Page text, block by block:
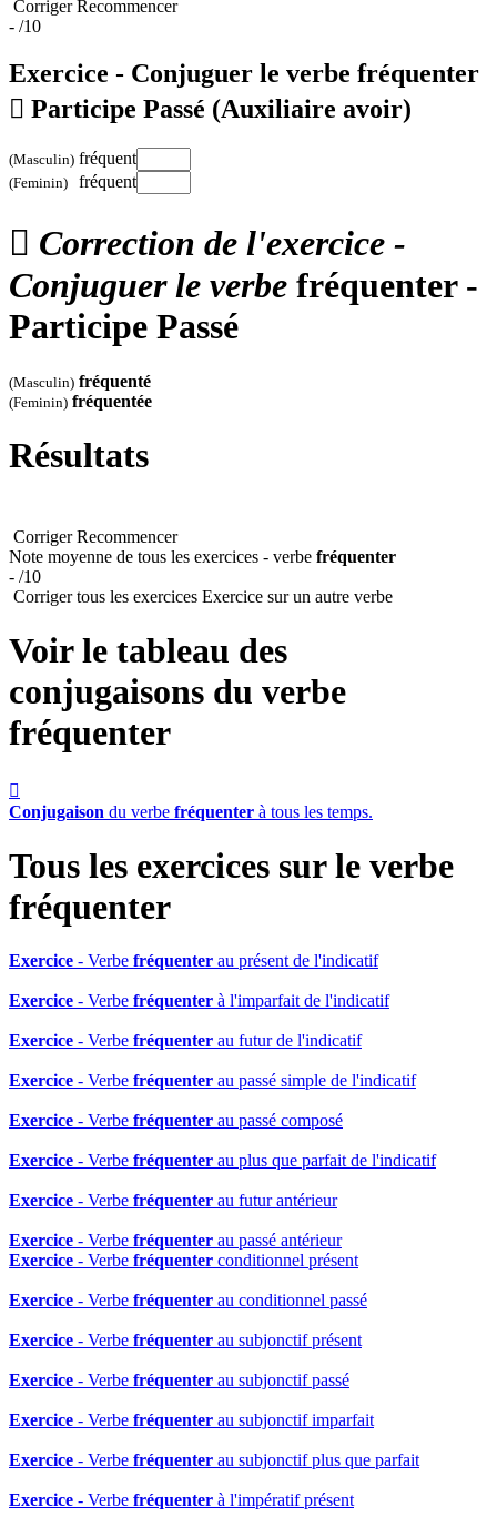
CorrigerRecommencer
- /10
Exercice - Conjuguer le verbe fréquenter
 Participe Passé (Auxiliaire avoir)
(Masculin) fréquent
(Feminin) fréquent
 Correction de l'exercice -
Conjuguer le verbe fréquenter -
Participe Passé
(Masculin) fréquenté
(Feminin) fréquentée
Résultats
CorrigerRecommencer
Note moyenne de tous les exercices - verbe fréquenter
- /10
Corriger tous les exercices Exercice sur un autre verbe
Voir le tableau des
conjugaisons du verbe
fréquenter

Conjugaison du verbe fréquenter à tous les temps.
Tous les exercices sur le verbe
fréquenter
Exercice - Verbe fréquenter au présent de l'indicatif
Exercice - Verbe fréquenter à l'imparfait de l'indicatif
Exercice - Verbe fréquenter au futur de l'indicatif
Exercice - Verbe fréquenter au passé simple de l'indicatif
Exercice - Verbe fréquenter au passé composé
Exercice - Verbe fréquenter au plus que parfait de l'indicatif
Exercice - Verbe fréquenter au futur antérieur
Exercice - Verbe fréquenter au passé antérieur
Exercice - Verbe fréquenter conditionnel présent
Exercice - Verbe fréquenter au conditionnel passé
Exercice - Verbe fréquenter au subjonctif présent
Exercice - Verbe fréquenter au subjonctif passé
Exercice - Verbe fréquenter au subjonctif imparfait
Exercice - Verbe fréquenter au subjonctif plus que parfait
Exercice - Verbe fréquenter à l'impératif présent